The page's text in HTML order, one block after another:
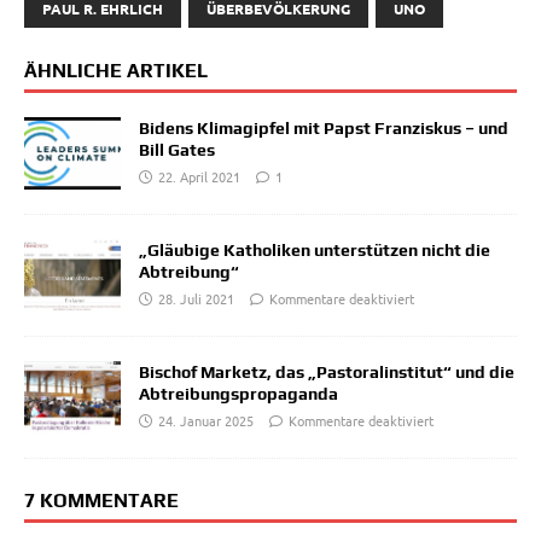
PAUL R. EHRLICH ÜBERBEVÖLKERUNG UNO
ÄHNLICHE ARTIKEL
Bidens Klimagipfel mit Papst Franziskus – und
Bill Gates
22. April 2021
1
„Gläubige Katholiken unterstützen nicht die
Abtreibung“
28. Juli 2021
Kommentare deaktiviert
Bischof Marketz, das „Pastoralinstitut“ und die
Abtreibungspropaganda
24. Januar 2025
Kommentare deaktiviert
7 KOMMENTARE